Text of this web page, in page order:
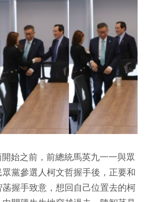
始之前，前總統馬英九一一與眾
黨參選人柯文哲握手後，正要和
握手致意，想回自己位置去的柯